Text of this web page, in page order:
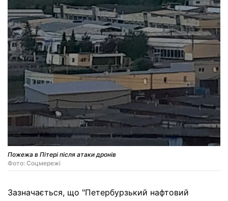
Пожежа в Пітері після атаки дронів
Фото: Соцмережі
Зазначається, що "Петербурзький нафтовий